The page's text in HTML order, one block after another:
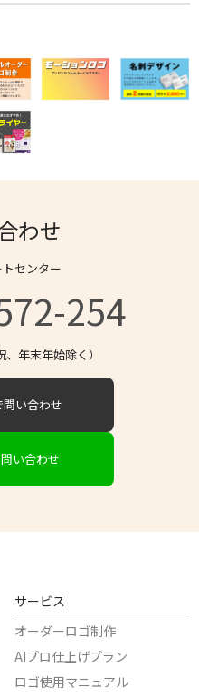
わせ
センター
254
年末年始除く）
問い合わせ
い合わせ
サービス
オーダーロゴ制作
AIプロ仕上げプラン
ロゴ使用マニュアル